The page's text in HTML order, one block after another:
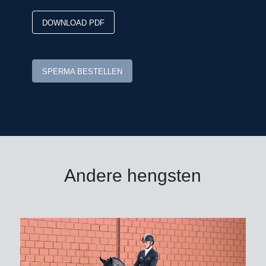
keuringskampioen, Bundes- en
Landeskampioen Viva Vitalis (v.
dochter Vesina PS (v. Vivaldi) bracht
de reserve-verrichtingskampioen
Viva Romance PS: uit de geniale
prestatiestam van de Staatspremie
Viva Romance PS OLD is
DOWNLOAD PDF
SPERMA BESTELLEN
Andere hengsten